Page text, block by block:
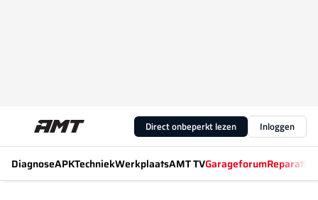
Direct onbeperkt lezen Inloggen
DiagnoseAPKTechniekWerkplaatsAMT TVGarageforum